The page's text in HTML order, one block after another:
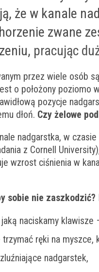
że w kanale
zwane
pracując
przez wiele osób
o położony poziomo
pozycje
dłoń. Czy żelowe
nadgarstka, w
z Cornell
wzrost ciśnienia w
sobie nie zaszkodzić?
jaką naciskamy
ręki na myszce,
nadgarstek,